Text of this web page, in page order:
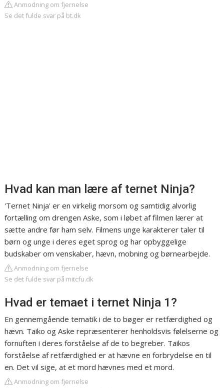
Anmodning om fjernelse
Se det fulde svar på bt.dk
Hvad kan man lære af ternet Ninja?
'Ternet Ninja' er en virkelig morsom og samtidig alvorlig
fortælling om drengen Aske, som i løbet af filmen lærer at
sætte andre før ham selv. Filmens unge karakterer taler til
børn og unge i deres eget sprog og har opbyggelige
budskaber om venskaber, hævn, mobning og børnearbejde.
Anmodning om fjernelse
Se det fulde svar på mitcfu.dk
Hvad er temaet i ternet Ninja 1?
En gennemgående tematik i de to bøger er retfærdighed og
hævn. Taiko og Aske repræsenterer henholdsvis følelserne og
fornuften i deres forståelse af de to begreber. Taikos
forståelse af retfærdighed er at hævne en forbrydelse en til
en. Det vil sige, at et mord hævnes med et mord.
Anmodning om fjernelse